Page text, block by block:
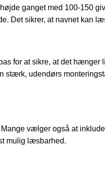
ganget med 100-150
Det sikrer, at navnet kan
for at sikre, at det hænger
stærk, udendørs
vælger også at
mulig læsbarhed.